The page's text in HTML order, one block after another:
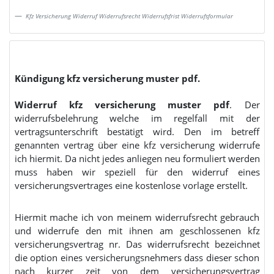
Kfz Versicherung Widerruf Widerrufsrecht Widerrufsfrist Widerrufsformular
Kündigung kfz versicherung muster pdf.
Widerruf kfz versicherung muster pdf. Der
widerrufsbelehrung welche im regelfall mit der
vertragsunterschrift bestätigt wird. Den im betreff
genannten vertrag über eine kfz versicherung widerrufe
ich hiermit. Da nicht jedes anliegen neu formuliert werden
muss haben wir speziell für den widerruf eines
versicherungsvertrages eine kostenlose vorlage erstellt.
Hiermit mache ich von meinem widerrufsrecht gebrauch
und widerrufe den mit ihnen am geschlossenen kfz
versicherungsvertrag nr. Das widerrufsrecht bezeichnet
die option eines versicherungsnehmers dass dieser schon
nach kurzer zeit von dem versicherungsvertrag